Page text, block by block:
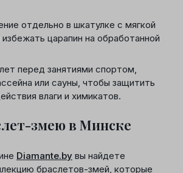
отдельно в шкатулке с мягкой
царапин на обработанной
перед занятиями спортом,
или сауны, чтобы защитить
влаги и химикатов.
змею в Минске
Diamante.by вы найдете
браслетов-змей, которые